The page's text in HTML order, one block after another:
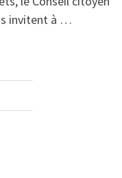
invitent à …